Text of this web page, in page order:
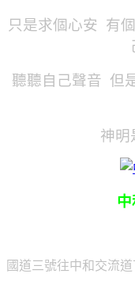
只是求個心安 有
聽聽自己聲音 但
神明
國道三號往中和交流